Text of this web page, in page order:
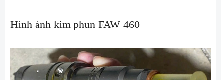
Hình ảnh kim phun FAW 460